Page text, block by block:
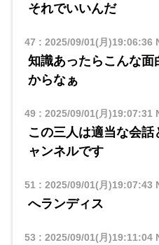
それでいいんだ
47 : 2025/09/01(月)19:06:36
知識あったらこんな
からなぁ
49: 2025/09/01(月)19:07:31
この三人は適当な会
ャンネルです
51 : 2025/09/01(月)19:07:43
へランディス
53 : 2025/09/01(月)19:11:04